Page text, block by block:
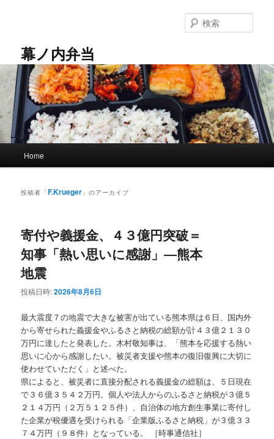
テ
ン
へ
移
動
ン
ツ
移
動
幕ノ内弁当
索
Home
投稿者「F.Krueger 」のアーカイブ
寄付や義援金、４３億円突破＝
知事「熱い思いに感謝」―熊本
地震
投稿日時:2026年8月6日
最大震度７の地震で大きな被害が出ている熊本県は６日、国内外
から寄せられた義援金やふるさと納税の総額が計４３億２１３０
万円に達したと発表した。木村敬知事は、「熊本を応援する熱い
思いに心から感謝したい。被災者支援や熊本の復旧復興に大切に
使わせていただく」と述べた。
県によると、被災者に直接分配される義援金の総額は、５日現在
で３６億３５４２万円。個人や法人からのふるさと納税が３億５
２１４万円（２万５１２５件）、自治体の地方創生事業に寄付し
た企業が税優遇を受けられる「企業版ふるさと納税」が３億３３
７４万円（９８件）となっている。 ［時事通信社］